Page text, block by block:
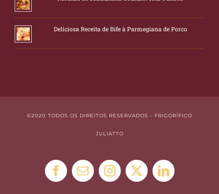
Deliciosa Receita de Bife à Parmegiana de Porco
©2020 TODOS OS DIREITOS RESERVADOS - FRIGORÍFICO
JULIATTO
Facebook
E-
Instagram
X LinkedIn